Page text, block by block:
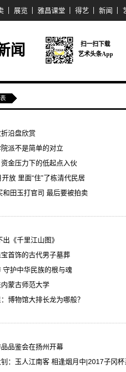
展览 雅昌课堂 得艺 新闻
闻
扫一扫下载
艺术头条App
沿盘欣赏
派不是简单的对立
金压力下的低起点入伙
放 里面“住”了栋清代民居
和田玉打官司 最后要被拍卖
《千里江山图》
首饰的古代男子墓葬
守护中华民族的根与魂
蒙古师范大学
博物馆大排长龙为哪般？
品鉴会在扬州开幕
钊：玉人江南客 相逢烟月中|2017子冈杯